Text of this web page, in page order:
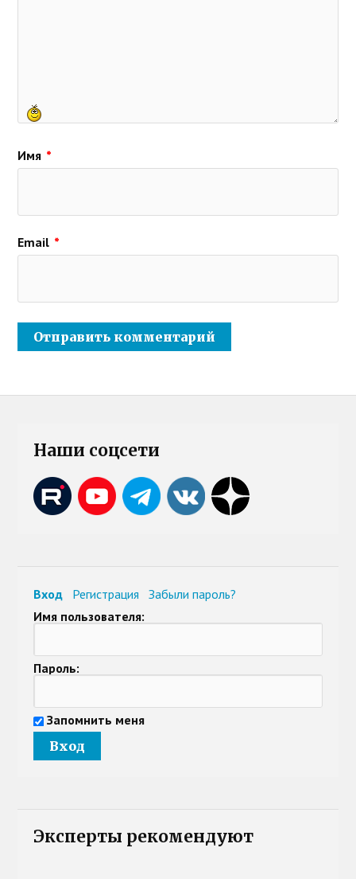
Имя *
Email *
Наши соцсети
Вход Регистрация
Забыли пароль?
Имя пользователя:
Пароль:
Запомнить меня
Эксперты рекомендуют